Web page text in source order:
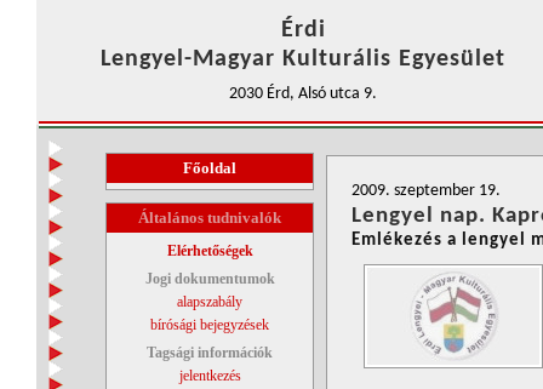
Érdi
Lengyel-Magyar Kulturális Egyesület
2030 Érd, Alsó utca 9.
Főoldal
Általános tudnivalók
Elérhetőségek
Jogi dokumentumok
alapszabály
bírósági bejegyzések
Tagsági információk
jelentkezés
2009. szeptember 19.
Lengyel nap.
Emlékezés a lengyel